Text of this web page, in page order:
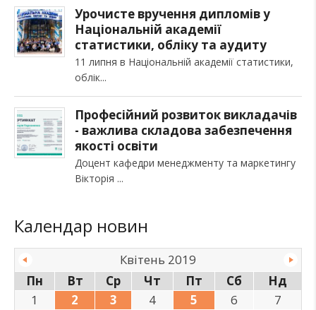
Урочисте вручення дипломів у
Національній академії
статистики, обліку та аудиту
11 липня в Національній академії статистики,
облік
Професійний розвиток викладачів
- важлива складова забезпечення
якості освіти
Доцент кафедри менеджменту та маркетингу
Вікторія
Календар новин
Квітень 2019
Пн
Вт Ср Чт Пт Сб
Нд
1
2 3 4 5 6
7